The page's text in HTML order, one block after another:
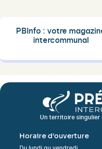
PBInfo : votre
intercommunal
Un territoire
Horaire d’ouverture